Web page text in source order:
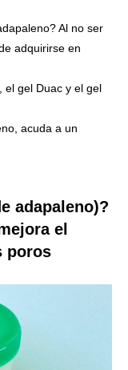
Al no ser
adquirirse en
el gel Duac y el gel
acuda a un
adapaleno)?
el
poros